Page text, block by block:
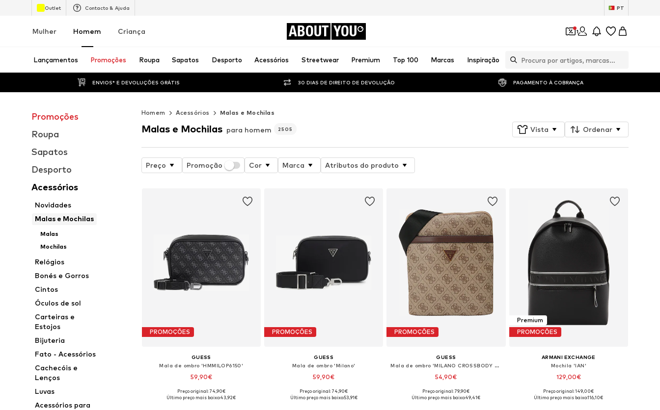
Outlet Contacto & Ajuda PT
Mulher Homem Criança ABOUT YOU 1
Lançamentos Promoções Roupa Sapatos Desporto Acessórios Streetwear Premium Top 100 Marcas Inspiração
ENVIOS* E DEVOLUÇÕES GRÁTIS 30 DIAS DE DIREITO DE DEVOLUÇÃO PAGAMENTO À COBRANÇA
Promoções
Roupa
Sapatos
Desporto
Acessórios
Novidades
Malas e Mochilas
Malas
Mochilas
Relógios
Bonés e Gorros
Cintos
Óculos de sol
Carteiras e
Estojos
Bijuteria
Fato - Acessórios
Cachecóis e
Lenços
Luvas
Acessórios para
Homem Acessórios Malas e Mochilas
Malas e Mochilas para homem 2505 Vista Ordenar
Preço Promoção Cor Marca Atributos do produto
PROMOÇÕES
GUESS
Mala de ombro 'HMMILOP6150'
59,90€
Tamanhos disponíveis: One Size
Preço original: 74,90€
Último preço mais baixo:43,92€
PROMOÇÕES
GUESS
Mala de ombro 'Milano'
59,90€
Tamanhos disponíveis: One Size
Preço original: 74,90€
Último preço mais baixo:53,91€
PROMOÇÕES
GUESS
Mala de ombro 'MILANO CROSSBODY FLAT'
54,90€
Tamanhos disponíveis: One Size
Preço original: 79,90€
Último preço mais baixo:49,41€
Premium
PROMOÇÕES
ARMANI EXCHANGE
Mochila 'IAN'
129,00€
Tamanhos disponíveis: One Size
Preço original: 149,00€
Último preço mais baixo:116,10€